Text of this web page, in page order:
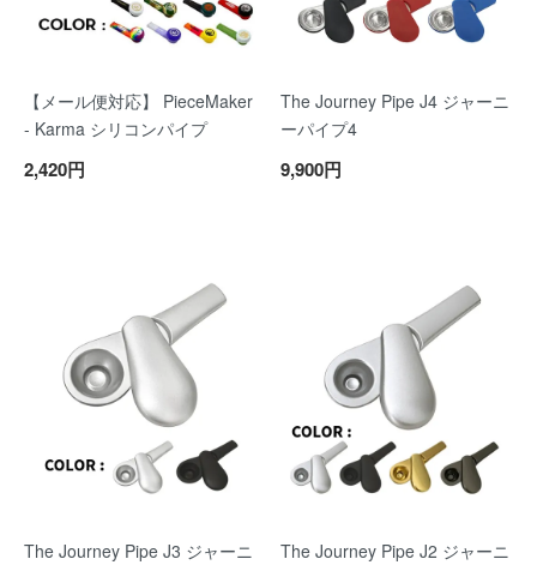
【メール便対応】 PieceMaker
- Karma シリコンパイプ
2,420円
The Journey Pipe J4 ジャーニ
ーパイプ4
9,900円
The Journey Pipe J3 ジャーニ
The Journey Pipe J2 ジャーニ